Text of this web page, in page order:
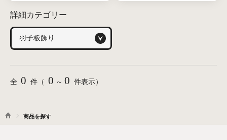
詳細カテゴリー
全 0 件（ 0 ～ 0 件表示）
商品を探す